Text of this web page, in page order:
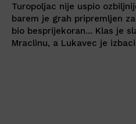
Turopoljac nije uspio
barem je grah pripremljen
bio besprijekoran... Klas je
Mraclinu, a Lukavec je